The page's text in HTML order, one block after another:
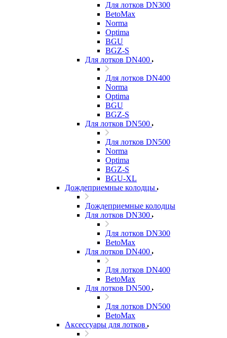
Для лотков DN300
BetoMax
Norma
Optima
BGU
BGZ-S
Для лотков DN400
Для лотков DN400
Norma
Optima
BGU
BGZ-S
Для лотков DN500
Для лотков DN500
Norma
Optima
BGZ-S
BGU-XL
Дождеприемные колодцы
Дождеприемные колодцы
Для лотков DN300
Для лотков DN300
BetoMax
Для лотков DN400
Для лотков DN400
BetoMax
Для лотков DN500
Для лотков DN500
BetoMax
Аксессуары для лотков